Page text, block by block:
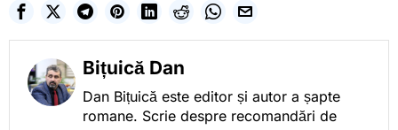
Bițuică Dan
Dan Bițuică este editor și autor a șapte
romane. Scrie despre recomandări de